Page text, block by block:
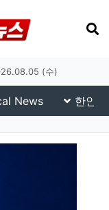
(수)
News 한인